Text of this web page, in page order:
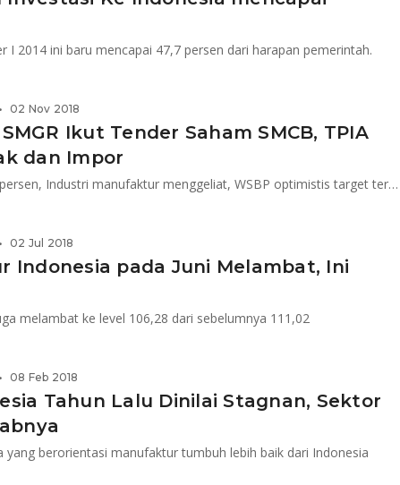
I 2014 ini baru mencapai 47,7 persen dari harapan pemerintah.
Ikut Tender Saham SMCB, TPIA
dan Impor
Defisit APBN di bawah 2 persen, Industri manufaktur menggeliat, WSBP optimistis target tercapai
• 02 Nov 2018
Indonesia pada Juni Melambat, Ini
melambat ke level 106,28 dari sebelumnya 111,02
• 02 Jul 2018
Tahun Lalu Dinilai Stagnan, Sektor
yang berorientasi manufaktur tumbuh lebih baik dari Indonesia
• 08 Feb 2018